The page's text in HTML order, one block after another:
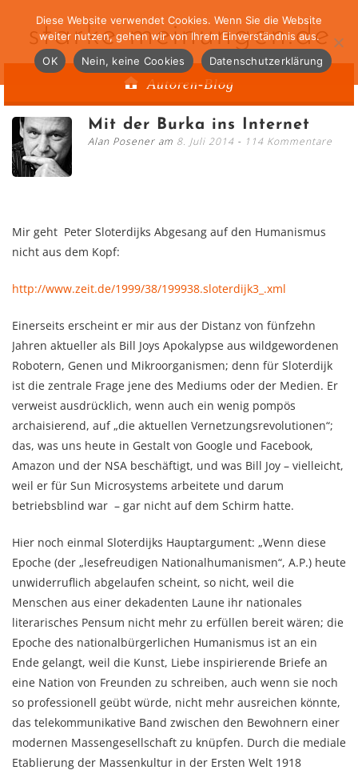
starke-meinungen.de
Autoren-Blog
Mit der Burka ins Internet
Alan Posener am 8. Juli 2014 114 Kommentare
Mir geht Peter Sloterdijks Abgesang auf den Humanismus
nicht aus dem Kopf:
http://www.zeit.de/1999/38/199938.sloterdijk3_.xml
Einerseits erscheint er mir aus der Distanz von fünfzehn
Jahren aktueller als Bill Joys Apokalypse aus wildgewordenen
Robotern, Genen und Mikroorganismen; denn für Sloterdijk
ist die zentrale Frage jene des Mediums oder der Medien. Er
verweist ausdrücklich, wenn auch ein wenig pompös
archaisierend, auf „die aktuellen Vernetzungsrevolutionen“;
das, was uns heute in Gestalt von Google und Facebook,
Amazon und der NSA beschäftigt, und was Bill Joy – vielleicht,
weil er für Sun Microsystems arbeitete und darum
betriebsblind war – gar nicht auf dem Schirm hatte.
Hier noch einmal Sloterdijks Hauptargument: „Wenn diese
Epoche (der „lesefreudigen Nationalhumanismen“, A.P.) heute
unwiderruflich abgelaufen scheint, so nicht, weil die
Menschen aus einer dekadenten Laune ihr nationales
literarisches Pensum nicht mehr zu erfüllen bereit wären; die
Epoche des nationalbürgerlichen Humanismus ist an ein
Ende gelangt, weil die Kunst, Liebe inspirierende Briefe an
eine Nation von Freunden zu schreiben, auch wenn sie noch
so professionell geübt würde, nicht mehr ausreichen könnte,
das telekommunikative Band zwischen den Bewohnern einer
modernen Massengesellschaft zu knüpfen. Durch die mediale
Etablierung der Massenkultur in der Ersten Welt 1918
Diese Website verwendet Cookies. Wenn Sie die Website
weiter nutzen, gehen wir von Ihrem Einverständnis aus.
OK
Nein, keine Cookies Datenschutzerklärung